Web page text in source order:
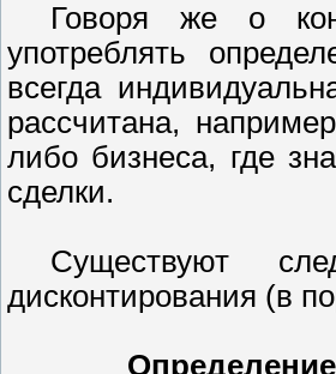
Говоря же о
употреблять
всегда
рассчитана,
либо бизнеса, где
сделки.
Существуют
дисконтирования (в